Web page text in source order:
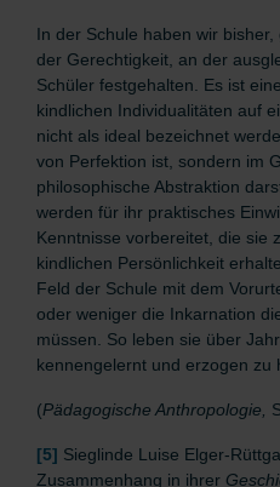
In der Schule haben wir
der Gerechtigkeit, an der
Schüler festgehalten. Es ist
kindlichen Individualitäten auf
nicht als ideal bezeichnet
von Perfektion ist, sondern im
philosophische Abstraktion
werden für ihr praktisches
Kenntnisse vorbereitet, die sie
kindlichen Persönlichkeit
Feld der Schule mit dem
oder weniger die Inkarnation
müssen. So leben sie über
kennengelernt und erzogen zu
(Pädagogische Anthropologie,
[5] Sieglinde Luise Elger-
Zusammenhang in ihrer